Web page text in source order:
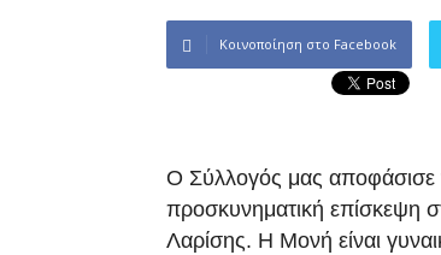
Κοινοποίηση στο Facebook
Ο Σύλλογός μας αποφάσισε
προσκυνηματική
Λαρίσης. Η Μονή είναι